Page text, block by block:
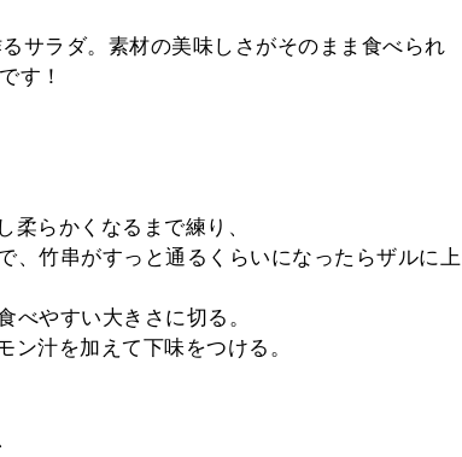
サラダ。素材の美味しさがそのまま食べられ
す！
らかくなるまで練り、
、竹串がすっと通るくらいになったらザルに上
やすい大きさに切る。
汁を加えて下味をつける。